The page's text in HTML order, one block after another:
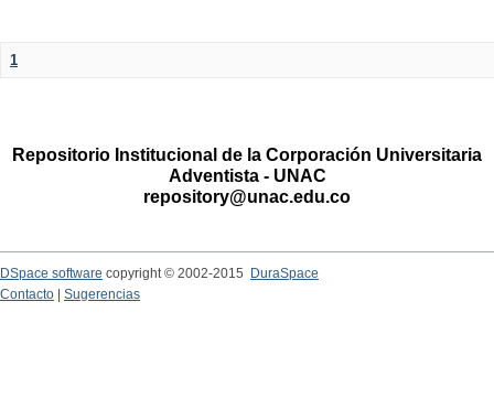
1
Repositorio Institucional de la Corporación Universitaria
Adventista - UNAC
repository@unac.edu.co
DSpace software copyright © 2002-2015
DuraSpace
Contacto
Sugerencias